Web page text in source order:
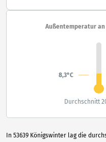
In 53639 Königswinter lag die
Außentemperatur
8,3°C
Durchschnitt